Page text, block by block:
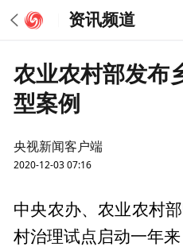
资讯频道
农业农村部发布
型案例
央视新闻客户端
2020-12-03 07:16
中央农办、农业农村
村治理试点启动一年来